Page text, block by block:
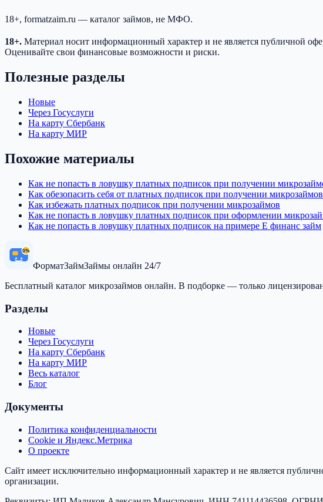
18+, formatzaim.ru — каталог займов, не МФО.
18+. Материал носит информационный характер и не является публичной
Оценивайте свои финансовые возможности и риски.
Полезные разделы
Новые
Через Госуслуги
На карту Сбербанк
На карту МИР
Похожие материалы
Как не попасть в ловушку платных подписок при получении
Как обезопасить себя от платных подписок при получении микрозаймов
Как избежать платных подписок при получении микрозаймов
Как не попасть в ловушку платных подписок при оформлении
Как не попасть в ловушку платных подписок на примере Е финанс займ
0%
ФорматЗаймЗаймы онлайн 24/7
Бесплатный каталог микрозаймов онлайн. В подборке — только
Разделы
Новые
Через Госуслуги
На карту Сбербанк
На карту МИР
Весь каталог
Блог
Документы
Политика конфиденциальности
Cookie и Яндекс.Метрика
О проекте
Сайт имеет исключительно информационный характер и не является
организации.